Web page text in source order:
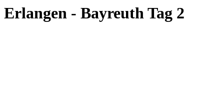
Erlangen - Bayreuth Tag 2